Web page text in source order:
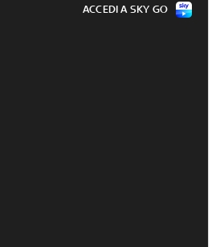
ACCEDI A SKY GO